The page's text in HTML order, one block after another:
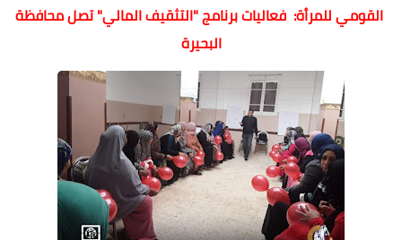
القومي للمرأة: فعاليات برنامج "التثقيف المالي" تصل محافظة
البحيرة